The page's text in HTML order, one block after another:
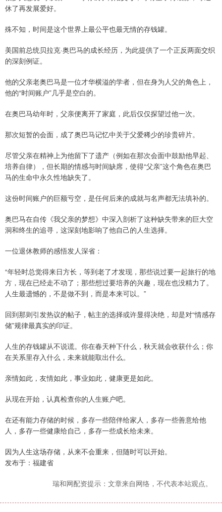
休了再发展爱好。
殊不知，时间是这个世界上最公平也最无情的存钱罐。
美国前总统贝拉克·奥巴马的成长经历，为此提供了一个正反两面交织
的深刻例证。
他的父亲老奥巴马是一位才华横溢的学者，但在身为人父的角色上，
他的“时间账户”几乎是空白的。
在奥巴马幼年时，父亲便离开了家庭，此后仅仅探望过他一次。
那次短暂的会面，成了奥巴马记忆中关于父爱稀少的珍贵碎片。
尽管父亲在精神上为他留下了遗产（例如在那次会面中鼓励他早起、
培养自律），但长期的情感与时间缺席，使得“父亲”这个角色在奥巴
马的生命中永久性地缺失了。
这份时间账户的巨额亏空，是任何后来的成就与名声都无法填补的。
奥巴马在自传《我父亲的梦想》中深入剖析了这种缺失带来的巨大空
洞和终生的追寻，这深刻地影响了他自己的人生选择。
一位退休教师的感悟发人深省：
“年轻时总觉得来日方长，等到老了才发现，那些说过要一起旅行的地
方，现在已经走不动了；那些想过要培养的兴趣，现在也没精力了。
人生最遗憾的，不是做不到，而是本来可以。”
回到那则引发热议的帖子，帖主的选择或许显得决绝，却是对“情感存
储”规律最真实的印证。
人生的存钱罐从不说谎。你在春天种下什么，秋天就会收获什么；你
在关系里存入什么，未来就能取出什么。
亲情如此，友情如此，事业如此，健康更是如此。
从现在开始，认真检查你的人生账户吧。
在还有能力存储的时候，多存一些陪伴给家人，多存一些善意给他
人，多存一些健康给自己，多存一些成长给未来。
因为人生这场存储，从来不会重来，但随时可以开始。
发布于：福建省
瑞和网配资提示：文章来自网络，不代表本站观点。